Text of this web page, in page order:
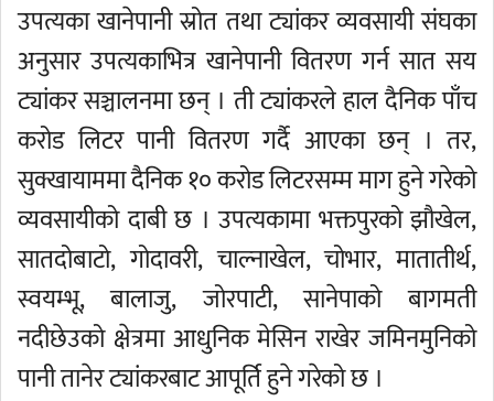
उपत्यका खानेपानी स्रोत तथा ट्यांकर व्यवसायी संघका
अनुसार उपत्यकाभित्र खानेपानी वितरण गर्न सात सय
ट्यांकर सञ्चालनमा छन् । ती ट्यांकरले हाल दैनिक पाँच
करोड लिटर पानी वितरण गर्दै आएका छन् । तर,
सुक्खायाममा दैनिक १० करोड लिटरसम्म माग हुने गरेको
व्यवसायीको दाबी छ । उपत्यकामा भक्तपुरको झौखेल,
सातदोबाटो, गोदावरी, चाल्नाखेल, चोभार, मातातीर्थ,
स्वयम्भू, बालाजु, जोरपाटी, सानेपाको बागमती
नदीछेउको क्षेत्रमा आधुनिक मेसिन राखेर जमिनमुनिको
पानी तानेर ट्यांकरबाट आपूर्ति हुने गरेको छ ।